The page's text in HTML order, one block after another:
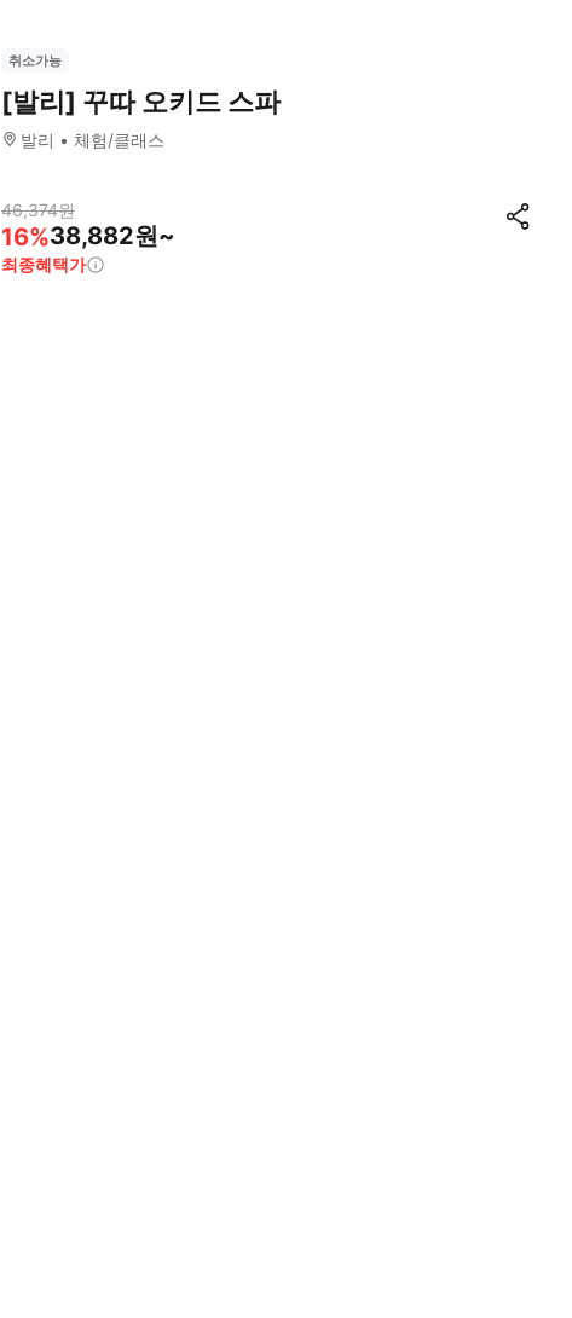
취소가능
[발리] 꾸따 오키드 스파
발리 체험/클래스
46,374원
16%38,882원~
최종혜택가